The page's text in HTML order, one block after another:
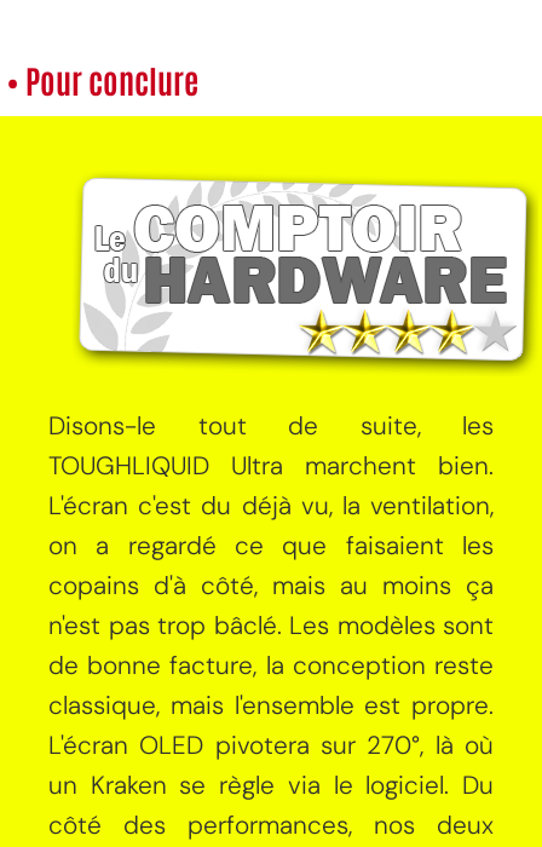
• Pour conclure
Disons-le tout de suite, les
TOUGHLIQUID Ultra marchent bien.
L'écran c'est du déjà vu, la ventilation,
on a regardé ce que faisaient les
copains d'à côté, mais au moins ça
n'est pas trop bâclé. Les modèles sont
de bonne facture, la conception reste
classique, mais l'ensemble est propre.
L'écran OLED pivotera sur 270°, là où
un Kraken se règle via le logiciel. Du
côté des performances, nos deux